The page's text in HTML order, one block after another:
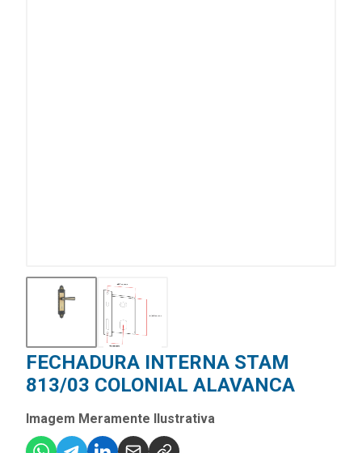
FECHADURA INTERNA STAM
813/03 COLONIAL ALAVANCA
Imagem Meramente Ilustrativa